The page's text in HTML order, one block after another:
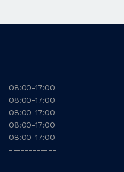
08:00-17:00
08:00-17:00
08:00-17:00
08:00-17:00
08:00-17:00
------------
------------